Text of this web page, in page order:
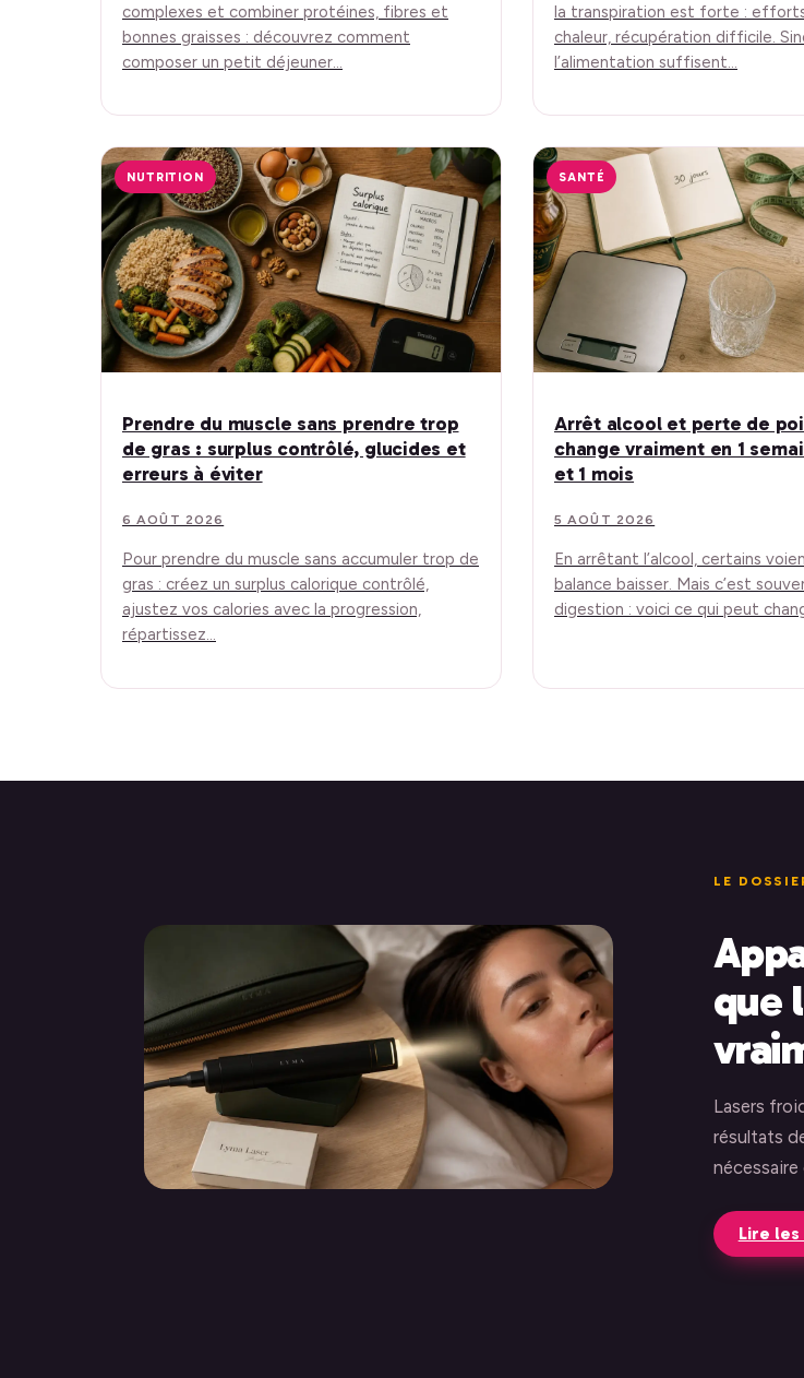
complexes et combiner protéines, fibres et
bonnes graisses : découvrez comment
composer un petit déjeuner…
la transpiration est forte : efforts
chaleur, récupération difficile.
l’alimentation suffisent…
NUTRITION
Prendre du muscle sans prendre trop
de gras : surplus contrôlé, glucides et
erreurs à éviter
6 AOÛT 2026
Pour prendre du muscle sans accumuler trop de
gras : créez un surplus calorique contrôlé,
ajustez vos calories avec la progression,
répartissez…
SANTÉ
Arrêt alcool et perte de
change vraiment en 1
et 1 mois
5 AOÛT 2026
En arrêtant l’alcool, certains
balance baisser. Mais c’est
digestion : voici ce qui peut
LE
que
Lasers
résultats
Lire